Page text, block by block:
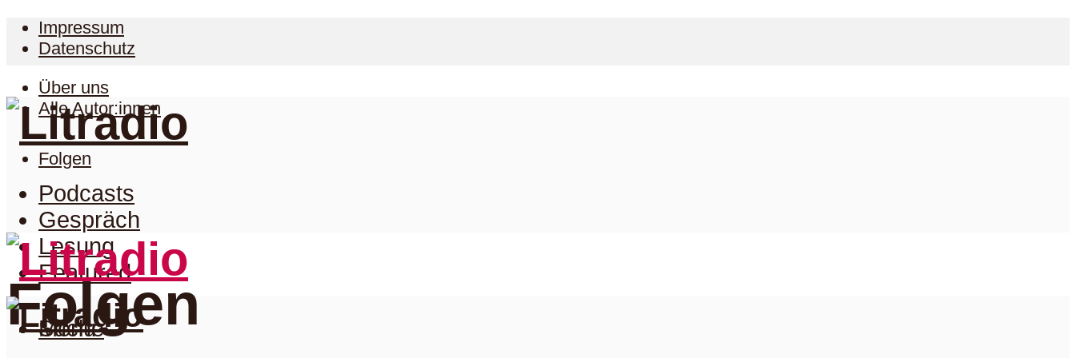
Impressum
Datenschutz
Über uns
Alle Autor:innen
Folgen
Folgen
Podcasts
Gespräch
Lesung
Featured
Menu
Suche